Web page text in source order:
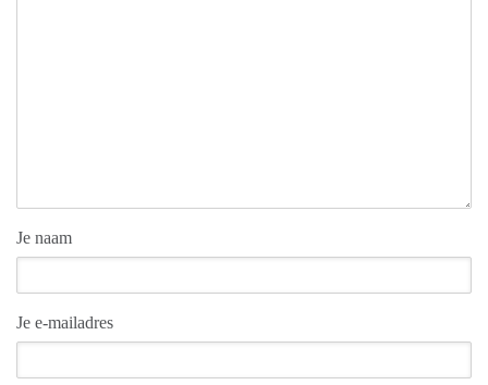
Je naam
Je e-mailadres